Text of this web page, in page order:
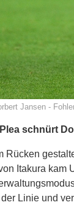
Jansen -
schnürt
Rücken
Itakura
Linie und